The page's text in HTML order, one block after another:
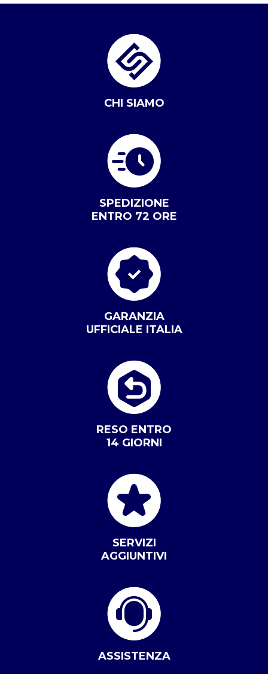
CHI SIAMO
SPEDIZIONE
ENTRO 72 ORE
GARANZIA
UFFICIALE ITALIA
RESO ENTRO
14 GIORNI
SERVIZI
AGGIUNTIVI
ASSISTENZA